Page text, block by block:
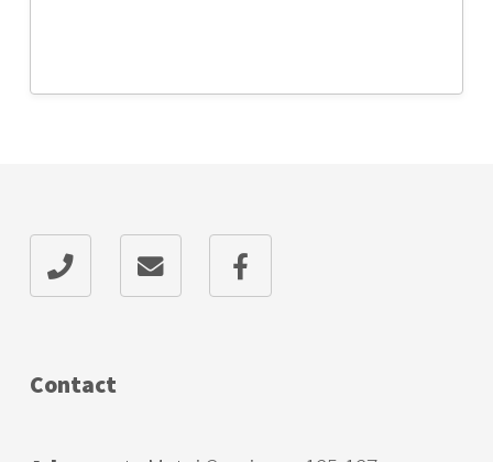
Contact